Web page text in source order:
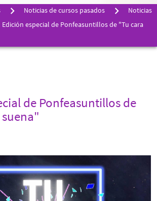
Noticias de cursos pasados
Noticias
Edición especial de Ponfeasuntillos de "Tu cara
de Ponfeasuntillos de
suena"